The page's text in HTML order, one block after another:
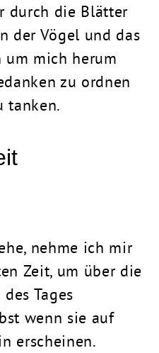
durch die Blätter
der Vögel und das
um mich herum
zu ordnen
tanken.
nehme ich mir
Zeit, um über die
Tages
wenn sie auf
erscheinen.